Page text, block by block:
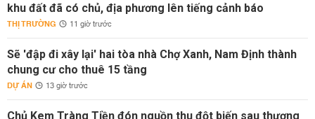
khu đất đã có chủ, địa phương lên tiếng cảnh báo
THỊ TRƯỜNG 11 giờ trước
Sẽ 'đập đi xây lại' hai tòa nhà Chợ Xanh, Nam Định thành
chung cư cho thuê 15 tầng
DỰ ÁN 13 giờ trước
Chủ Kem Tràng Tiền đón nguồn thu đột biến sau thương